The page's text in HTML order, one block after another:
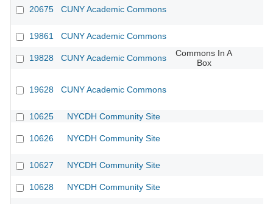
20675 CUNY Academic Commons
19861 CUNY Academic Commons
19828 CUNY Academic Commons
Commons In A
Box
19628 CUNY Academic Commons
10625 NYCDH Community Site
10626 NYCDH Community Site
10627 NYCDH Community Site
10628 NYCDH Community Site